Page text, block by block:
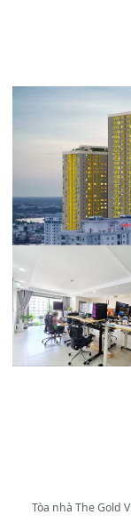
Tòa nhà The Gold